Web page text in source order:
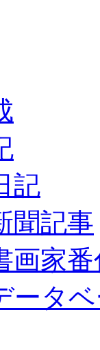
記
聞記事
画家
ータ